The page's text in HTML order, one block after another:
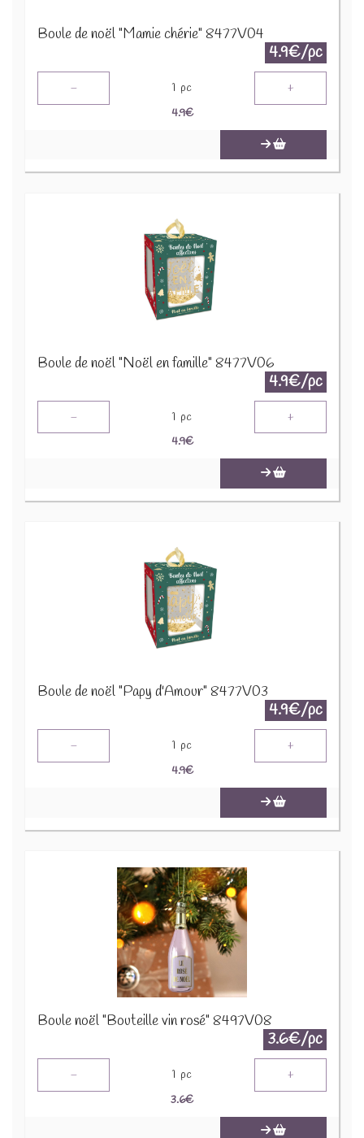
Boule de noël "Mamie chérie" 8477V04
4.9€/pc
- 1 pc +
4.9€
Boule de noël "Noël en famille" 8477V06
4.9€/pc
- 1 pc +
4.9€
Boule de noël "Papy d'Amour" 8477V03
4.9€/pc
- 1 pc +
4.9€
Boule noël "Bouteille vin rosé" 8497V08
3.6€/pc
- 1 pc +
3.6€